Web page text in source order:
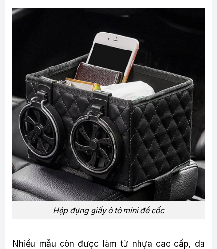
Hộp đựng giấy ô tô mini để cốc
Nhiều mẫu còn được làm từ nhựa cao cấp, da